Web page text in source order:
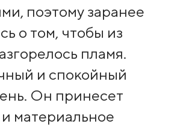
поэтому заранее
о том, чтобы из
пламя.
и спокойный
Он принесет
материальное